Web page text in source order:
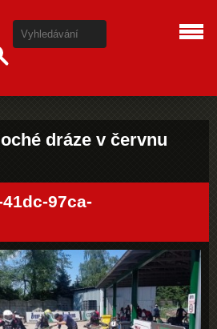
dráze v červnu
97ca-